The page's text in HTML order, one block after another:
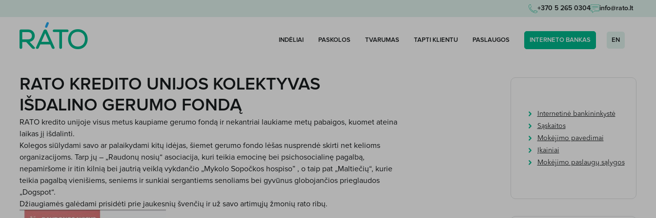
+370 5 265 0304 info@rato.lt
INDĖLIAI PASKOLOS TVARUMAS TAPTI KLIENTU PASLAUGOS INTERNETO BANKAS EN
RATO KREDITO UNIJOS KOLEKTYVAS
IŠDALINO GERUMO FONDĄ
RATO kredito unijoje visus metus kaupiame gerumo fondą ir nekantriai laukiame metų pabaigos, kuomet ateina
laikas jį išdalinti.
Kolegos siūlydami savo ar palaikydami kitų idėjas, šiemet gerumo fondo lėšas nusprendė skirti net kelioms
organizacijoms. Tarp jų – „Raudonų nosių“ asociacija, kuri teikia emocinę bei psichosocialinę pagalbą,
nepamiršome ir itin kilnią bei jautrią veiklą vykdančio „Mykolo Sopočkos hospiso” , o taip pat „Maltiečių“, kurie
teikia pagalbą vienišiems, seniems ir sunkiai sergantiems senoliams bei gyvūnus globojančios prieglaudos
„Dogspot“.
Džiaugiamės galėdami prisidėti prie jaukesnių švenčių ir už savo artimųjų žmonių rato ribų.
Internetinė bankininkystė
Sąskaitos
Mokėjimo pavedimai
Įkainiai
Mokėjimo paslaugų sąlygos